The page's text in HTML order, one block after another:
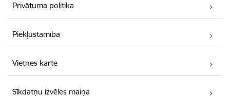
Privātuma politika
Piekļūstamība
Vietnes karte
Sīkdatņu izvēles maiņa